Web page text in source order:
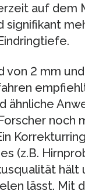
auf dem
signifikant
von 2 mm
ähnliche
(z.B.
hält
lässt. Mit